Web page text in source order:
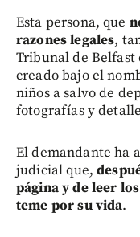
Esta persona, que
razones legales,
Tribunal de Belfast
creado bajo el
niños a salvo de
fotografías y
El demandante ha
judicial que,
página y de leer
teme por su vida.